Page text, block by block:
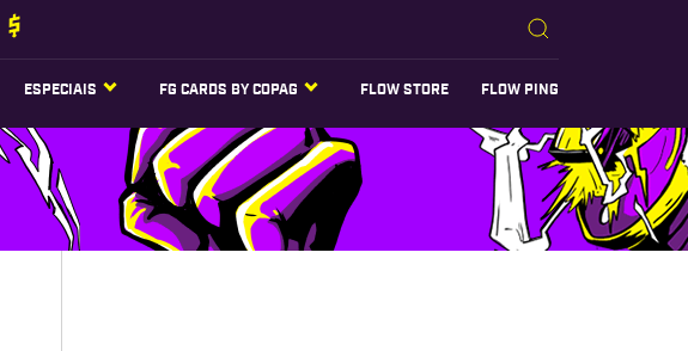
ESPECIAIS FG CARDS BY COPAG FLOW STORE FLOW PING